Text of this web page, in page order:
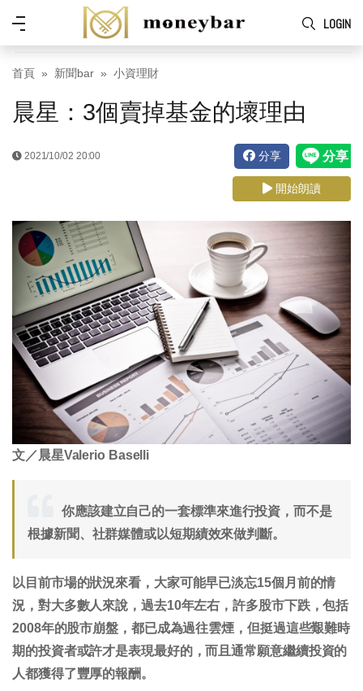
Skip to main content
LOGIN
功
能
表
首頁 新聞bar 小資理財
晨星：3個賣掉基金的壞理由
2021/10/02 20:00 分享
開始朗讀
文／晨星Valerio Baselli
你應該建立自己的一套標準來進行投資，而不是
根據新聞、社群媒體或以短期績效來做判斷。
以目前市場的狀況來看，大家可能早已淡忘15個月前的情
況，對大多數人來說，過去10年左右，許多股市下跌，包括
2008年的股市崩盤，都已成為過往雲煙，但挺過這些艱難時
期的投資者或許才是表現最好的，而且通常願意繼續投資的
人都獲得了豐厚的報酬。